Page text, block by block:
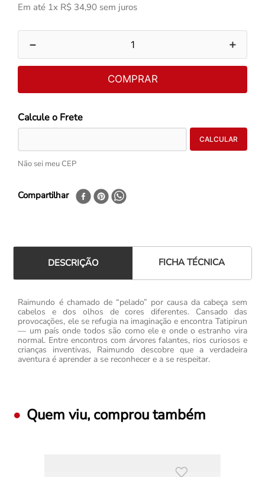
Em até 1x R$ 34,90 sem juros
＋
－
COMPRAR
Não sei meu CEP
Compartilhar
DESCRIÇÃO FICHA TÉCNICA
Raimundo é chamado de “pelado” por causa da cabeça sem
cabelos e dos olhos de cores diferentes. Cansado das
provocações, ele se refugia na imaginação e encontra Tatipirun
— um país onde todos são como ele e onde o estranho vira
normal. Entre encontros com árvores falantes, rios curiosos e
crianças inventivas, Raimundo descobre que a verdadeira
aventura é aprender a se reconhecer e a se respeitar.
Quem viu, comprou também